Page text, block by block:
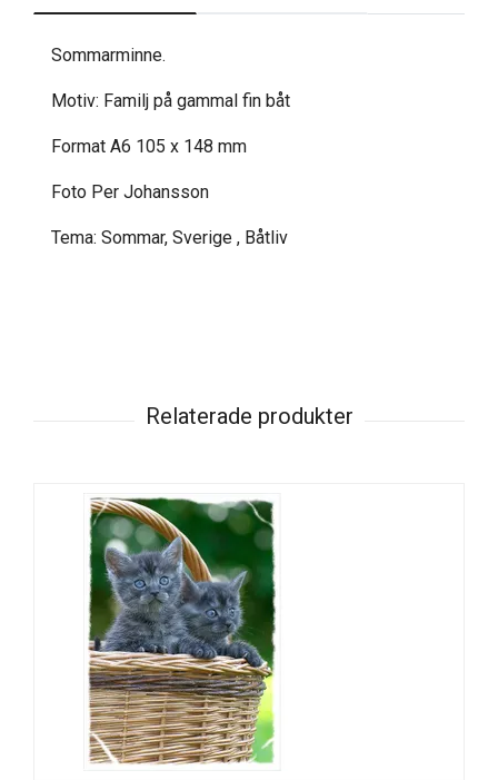
Sommarminne.
Motiv: Familj på gammal fin båt
Format A6 105 x 148 mm
Foto Per Johansson
Tema: Sommar, Sverige , Båtliv